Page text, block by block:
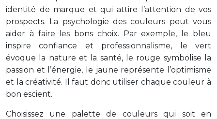
identité de marque et qui attire l’attention de vos
prospects. La psychologie des couleurs peut vous
aider à faire les bons choix. Par exemple, le bleu
inspire confiance et professionnalisme, le vert
évoque la nature et la santé, le rouge symbolise la
passion et l’énergie, le jaune représente l’optimisme
et la créativité. Il faut donc utiliser chaque couleur à
bon escient.
Choisissez une palette de couleurs qui soit en